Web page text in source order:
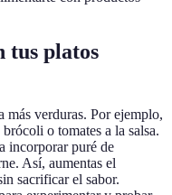
tus platos
más verduras. Por ejemplo,
o tomates a la salsa.
incorporar puré de
Así, aumentas el
sacrificar el sabor.